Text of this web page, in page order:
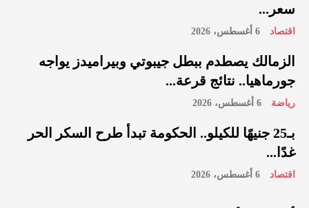
سعر...
اقتصاد 6 أغسطس، 2026
الزمالك يصطدم ببطل جيبوتي وبيراميدز يواجه
جورماهيا.. نتائج قرعة...
رياضة 6 أغسطس، 2026
بـ25 جنيهًا للكيلو.. الحكومة تبدأ طرح السكر الحر
غدًا...
اقتصاد 6 أغسطس، 2026